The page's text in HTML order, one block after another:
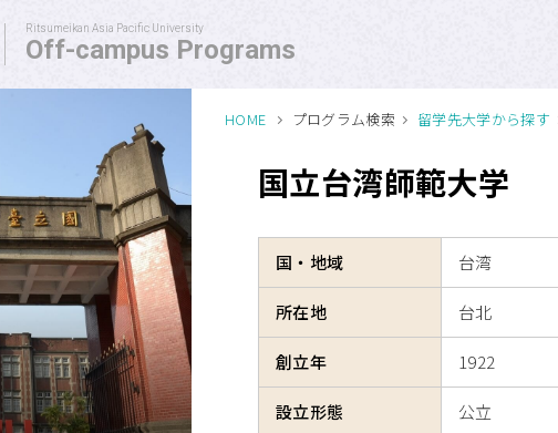
Ritsumeikan Asia Pacific University
Off-campus Programs
HOME プログラム検索 留学先大学から探す
国立台湾師範大学
国・地域 台湾
所在地 台北
創立年 1922
設立形態 公立
グ・プログラム
ザー
APUの考える
プログラム一覧
プログラム・大学検索